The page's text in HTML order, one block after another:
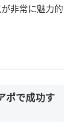
非常に魅力的
ポで成功す